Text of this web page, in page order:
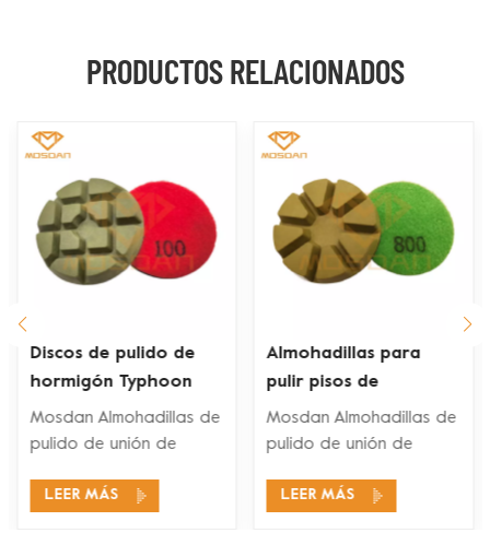
PRODUCTOS RELACIONADOS
Almohadillas para
pulir pisos de
concreto de 3'' y 4''
con 8 unidades
Mosdan Almohadillas de
pulido de unión de
para máquinas
LEER MÁS
Tampones para pulir
pisos de enlace de
resina de 3 pulgadas
con respaldo de
Mosdan Almohadillas de
pulido de unión de
para máquinas
LEER MÁS